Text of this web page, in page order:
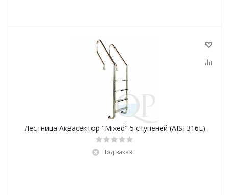
Лестница Аквасектор "Mixed" 5 ступеней (AISI 316L)
Под заказ